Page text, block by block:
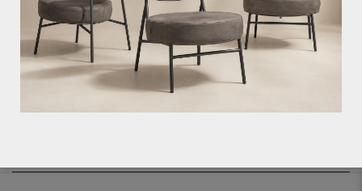
geen garantie, en deze kunnen ook niet
retour.
Bij het ongezien kopen of bestellen van
deze producten gaat u akkoord met de staat